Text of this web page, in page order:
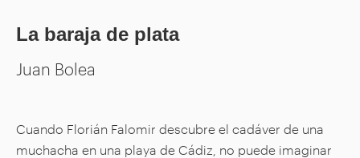
La baraja de plata
Juan Bolea
Cuando Florián Falomir descubre el cadáver de una
muchacha en una playa de Cádiz, no puede imaginar